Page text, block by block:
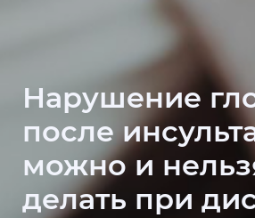
Нарушение
после
можно и
делать при